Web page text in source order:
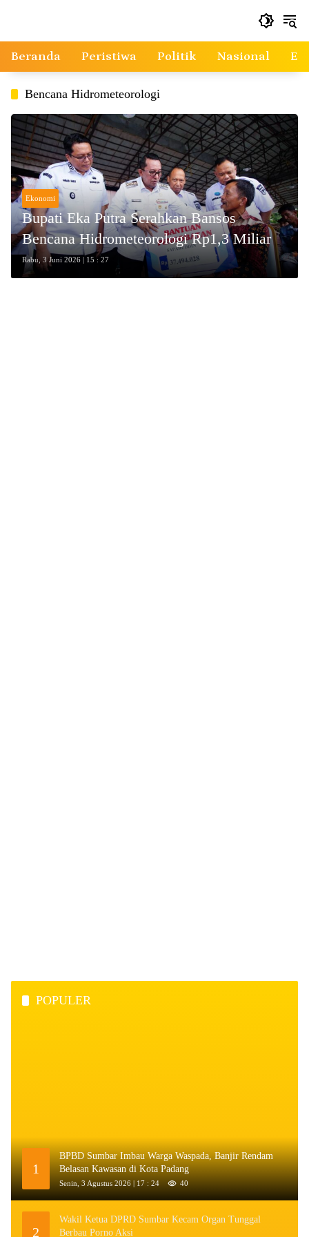
Beranda Peristiwa Politik Nasional
Bencana Hidrometeorologi
Ekonomi
Bupati Eka Putra Serahkan Bansos
Bencana Hidrometeorologi Rp1,3 Miliar
Rabu, 3 Juni 2026 | 15 : 27
POPULER
1
BPBD Sumbar Imbau Warga Waspada, Banjir Rendam
Belasan Kawasan di Kota Padang
Senin, 3 Agustus 2026 | 17 : 24 40
2
Wakil Ketua DPRD Sumbar Kecam Organ Tunggal
Berbau Porno Aksi